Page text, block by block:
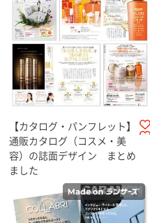
【カタログ・パンフレット】
通販カタログ（コスメ・美
容）の誌面デザイン まとめ
ました